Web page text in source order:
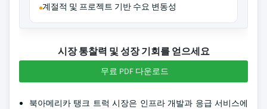
계절적 및 프로젝트 기반 수요 변동성
시장 통찰력 및 성장 기회를 얻으세요
무료 PDF 다운로드
북아메리카 탱크 트럭 시장은 인프라 개발과 응급 서비스에